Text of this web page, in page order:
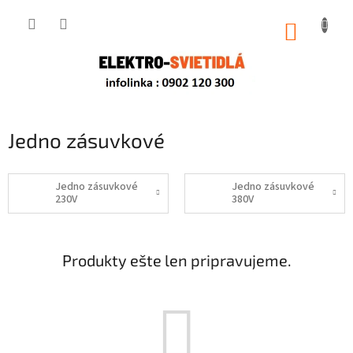
Jedno zásuvkové
Jedno zásuvkové
230V
Jedno zásuvkové
380V
Produkty ešte len pripravujeme.